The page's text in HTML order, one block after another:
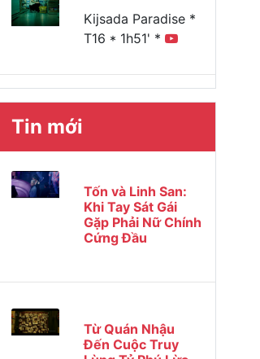
Kijsada Paradise *
T16 * 1h51' *
Tin mới
Tốn và Linh San:
Khi Tay Sát Gái
Gặp Phải Nữ Chính
Cứng Đầu
Từ Quán Nhậu
Đến Cuộc Truy